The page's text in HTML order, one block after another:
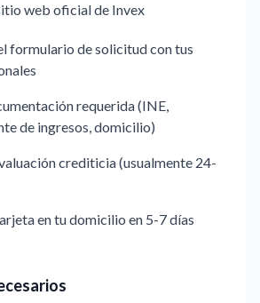
web oficial de Invex
formulario de solicitud con tus
requerida (INE,
de ingresos, domicilio)
crediticia (usualmente 24-
en tu domicilio en 5-7 días